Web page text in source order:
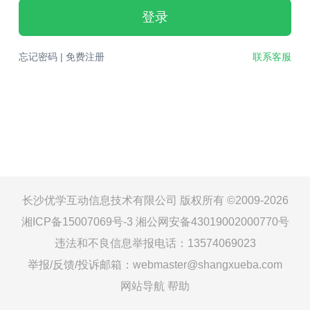
登录
忘记密码| 免费注册 联系客服
长沙优学互动信息技术有限公司 版权所有 ©2009-2026
湘ICP备15007069号-3 湘公网安备43019002000770号
违法和不良信息举报电话：13574069023
举报/反馈/投诉邮箱：webmaster@shangxueba.com
网站导航 帮助